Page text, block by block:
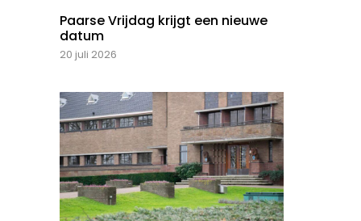
Paarse Vrijdag krijgt een nieuwe
datum
20 juli 2026